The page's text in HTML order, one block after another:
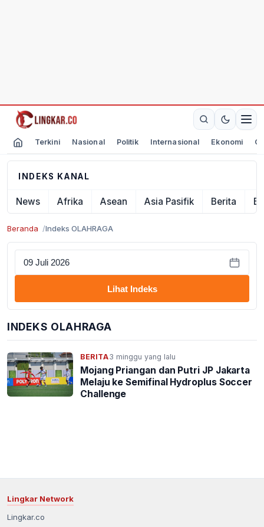
Terkini Nasional Politik Internasional Ekonomi
INDEKS KANAL
News Afrika Asean Asia Pasifik Berita
Beranda Indeks OLAHRAGA
Lihat Indeks
INDEKS OLAHRAGA
BERITA3 minggu yang lalu
Mojang Priangan dan Putri JP Jakarta
Melaju ke Semifinal Hydroplus Soccer
Challenge
Lingkar Network
Lingkar.co